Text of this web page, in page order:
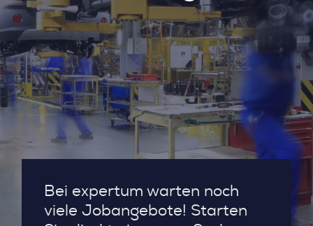
Bei expertum warten noch
viele Jobangebote! Starten